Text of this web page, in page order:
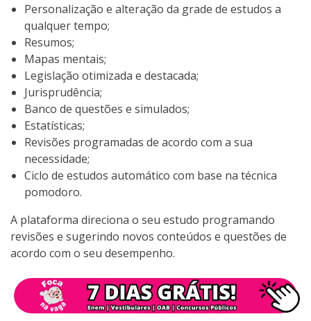
Personalização e alteração da grade de estudos a
qualquer tempo;
Resumos;
Mapas mentais;
Legislação otimizada e destacada;
Jurisprudência;
Banco de questões e simulados;
Estatísticas;
Revisões programadas de acordo com a sua
necessidade;
Ciclo de estudos automático com base na técnica
pomodoro.
A plataforma direciona o seu estudo programando
revisões e sugerindo novos conteúdos e questões de
acordo com o seu desempenho.